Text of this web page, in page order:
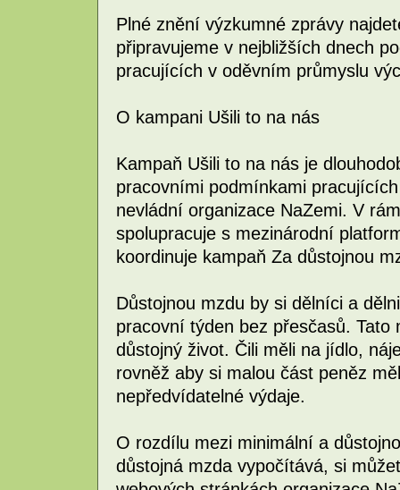
Plné znění výzkumné zprávy
připravujeme v nejbližších dnech
pracujících v oděvním průmyslu
O kampani Ušili to na nás
Kampaň Ušili to na nás je
pracovními podmínkami
nevládní organizace NaZemi. V
spolupracuje s mezinárodní
koordinuje kampaň Za důstojnou
Důstojnou mzdu by si dělníci a
pracovní týden bez přesčasů.
důstojný život. Čili měli na jídlo,
rovněž aby si malou část peněz
nepředvídatelné výdaje.
O rozdílu mezi minimální a
důstojná mzda vypočítává, si